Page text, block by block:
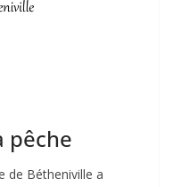
pêche
de Bétheniville a